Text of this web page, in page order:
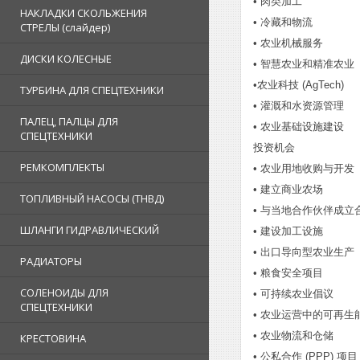
НАКЛАДКИ СКОЛЬЖЕНИЯ
СТРЕЛЫ (слайдер)
ДИСКИ КОЛЕСНЫЕ
ТУРБИНА ДЛЯ СПЕЦТЕХНИКИ
ПАЛЕЦ, ПАЛЦЫ ДЛЯ
СПЕЦТЕХНИКИ
РЕМКОМПЛЕКТЫ
ТОПЛИВНЫЙ НАСОСЫ (ТНВД)
ШЛАНГИ ГИДРАВЛИЧЕСКИЙ
РАДИАТОРЫ
СОЛЕНОИДЫ ДЛЯ
СПЕЦТЕХНИКИ
КРЕСТОВИНА
• 冷藏和物流
• 农业机械服务
• 智慧农业和精准农业
•农业科技 (AgTech)
• 灌溉和水资源管理
• 农业基础设施建设
投资机会
• 农业用地收购与开发
• 建立商业农场
• 与当地合作伙伴成立
• 建设加工设施
• 出口导向型农业生产
• 粮食安全项目
• 可持续农业倡议
• 农业运营中的可再生
• 农业物流和仓储
• 公私合作 (PPP) 项目